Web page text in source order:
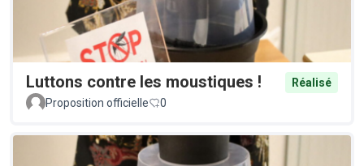
Luttons contre les moustiques !
Réalisé
Proposition officielle
0